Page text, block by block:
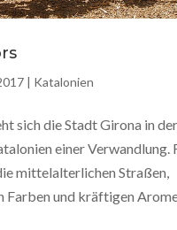
| Katalonien
sich die Stadt Girona in der
einer Verwandlung.
mittelalterlichen Straßen,
Farben und kräftigen